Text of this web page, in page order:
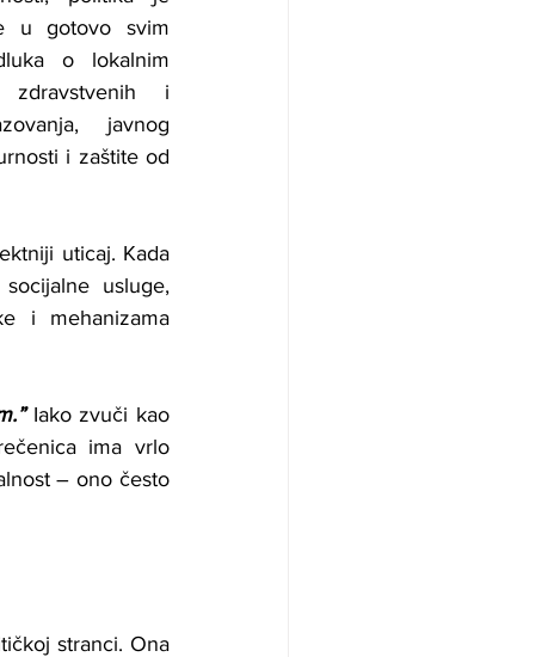
u gotovo svim
o lokalnim
zdravstvenih i
javnog
i zaštite od
uticaj. Kada
usluge,
i mehanizama
Iako zvuči kao
ima vrlo
– ono često
stranci. Ona